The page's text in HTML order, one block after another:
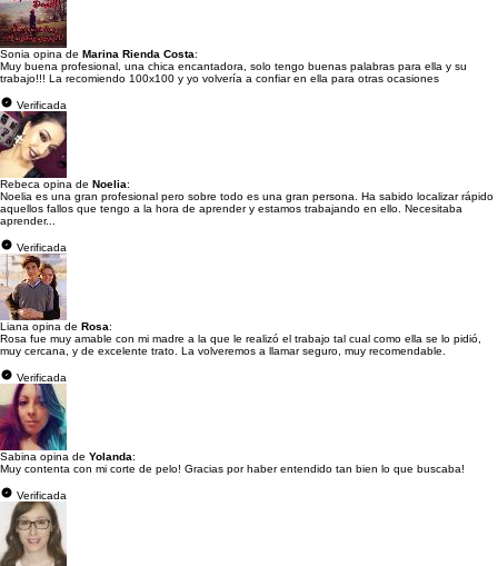
Sonia opina de Marina Rienda Costa:
Muy buena profesional, una chica encantadora, solo tengo buenas palabras para ella y su
trabajo!!! La recomiendo 100x100 y yo volvería a confiar en ella para otras ocasiones
Verificada
Rebeca opina de Noelia:
Noelia es una gran profesional pero sobre todo es una gran persona. Ha sabido localizar rápido
aquellos fallos que tengo a la hora de aprender y estamos trabajando en ello. Necesitaba
aprender...
Verificada
Liana opina de Rosa:
Rosa fue muy amable con mi madre a la que le realizó el trabajo tal cual como ella se lo pidió,
muy cercana, y de excelente trato. La volveremos a llamar seguro, muy recomendable.
Verificada
Sabina opina de Yolanda:
Muy contenta con mi corte de pelo! Gracias por haber entendido tan bien lo que buscaba!
Verificada